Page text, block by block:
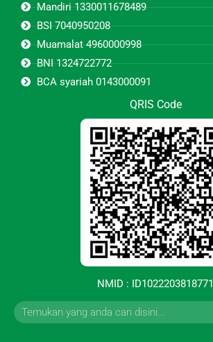
Mandiri 1330011678489
BSI 7040950208
Muamalat 4960000998
BNI 1324722772
BCA syariah 0143000091
QRIS Code
NMID : ID1022203818771